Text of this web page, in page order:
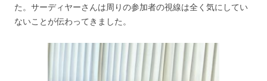
た。サーディヤーさんは周りの参加者の視線は全く気にしてい
ないことが伝わってきました。